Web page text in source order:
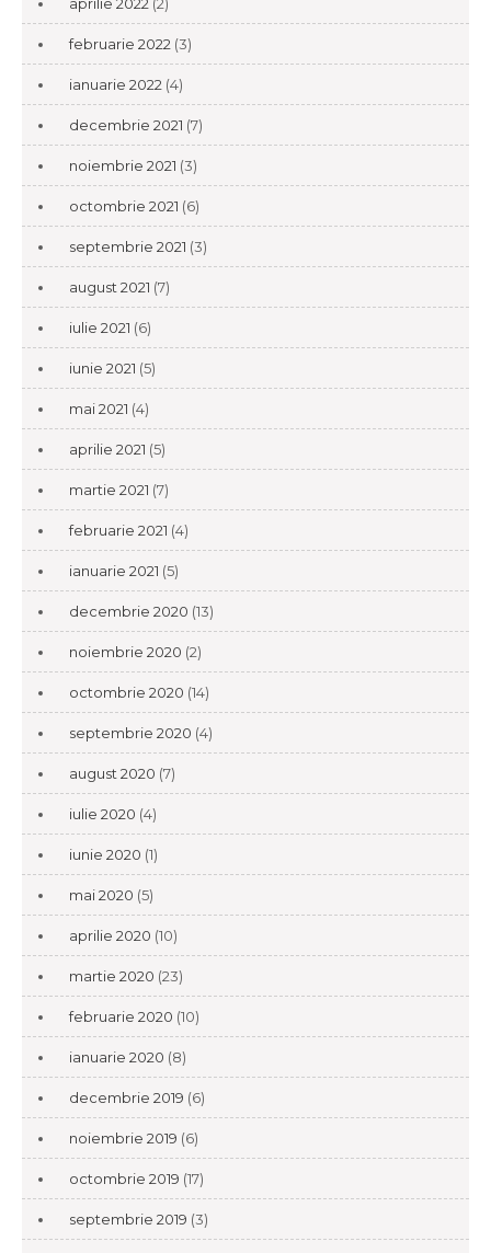
februarie 2022 (3)
ianuarie 2022 (4)
decembrie 2021 (7)
noiembrie 2021 (3)
octombrie 2021 (6)
septembrie 2021 (3)
august 2021 (7)
iulie 2021 (6)
iunie 2021 (5)
mai 2021 (4)
aprilie 2021 (5)
martie 2021 (7)
februarie 2021 (4)
ianuarie 2021 (5)
decembrie 2020 (13)
noiembrie 2020 (2)
octombrie 2020 (14)
septembrie 2020 (4)
august 2020 (7)
iulie 2020 (4)
iunie 2020 (1)
mai 2020 (5)
aprilie 2020 (10)
martie 2020 (23)
februarie 2020 (10)
ianuarie 2020 (8)
decembrie 2019 (6)
noiembrie 2019 (6)
octombrie 2019 (17)
septembrie 2019 (3)